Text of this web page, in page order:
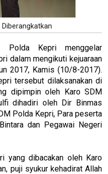
Polda Kepri menggelar
dalam mengikuti kejuaraan
2017, Kamis (10/8-2017).
tersebut dilaksanakan di
dipimpin oleh Karo SDM
dihadiri oleh Dir Binmas
Polda Kepri, Para peserta
dan Pegawai Negeri
yang dibacakan oleh Karo
puji syukur kehadirat Allah